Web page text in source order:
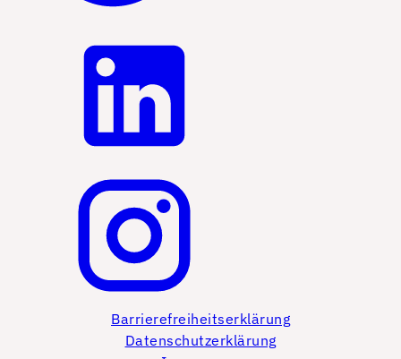
Barrierefreiheitserklärung
Datenschutzerklärung